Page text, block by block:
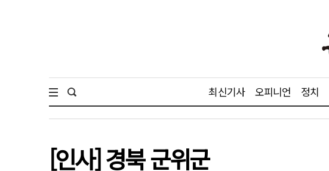
최신기사 오피니언 정치
[인사] 경북 군위군